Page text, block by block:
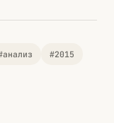
#2015